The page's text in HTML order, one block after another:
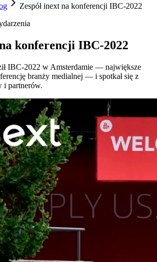
Zespół inext na konferencji IBC-2022
konferencji IBC-2022
IBC-2022 w Amsterdamie — największe
branży medialnej — i spotkał się z
i partnerów.